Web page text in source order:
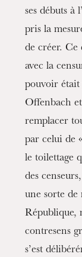
ses débuts à
pris la
de créer. Ce
avec la
pouvoir était
Offenbach
remplacer
par celui de
le toilettage
des
une sorte de
République,
contresens
s’est